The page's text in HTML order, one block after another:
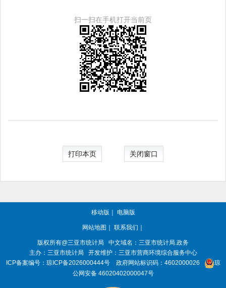
扫一扫在手机打开当前页
打印本页 关闭窗口
移动版 电脑版
网站地图 联系我们
版权所有@三亚市统计局
中文域名：三亚市统计局.政务
主办：三亚市统计局
开发维护：三亚市营商环境综合服务中心
ICP备案编号： 琼ICP备2026000444号 政府网站标识码： 4602000026
琼
公网安备 46020402000047号